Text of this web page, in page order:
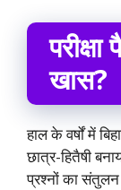
खास?
हाल के वर्षों में
छात्र-हितैषी
प्रश्नों का